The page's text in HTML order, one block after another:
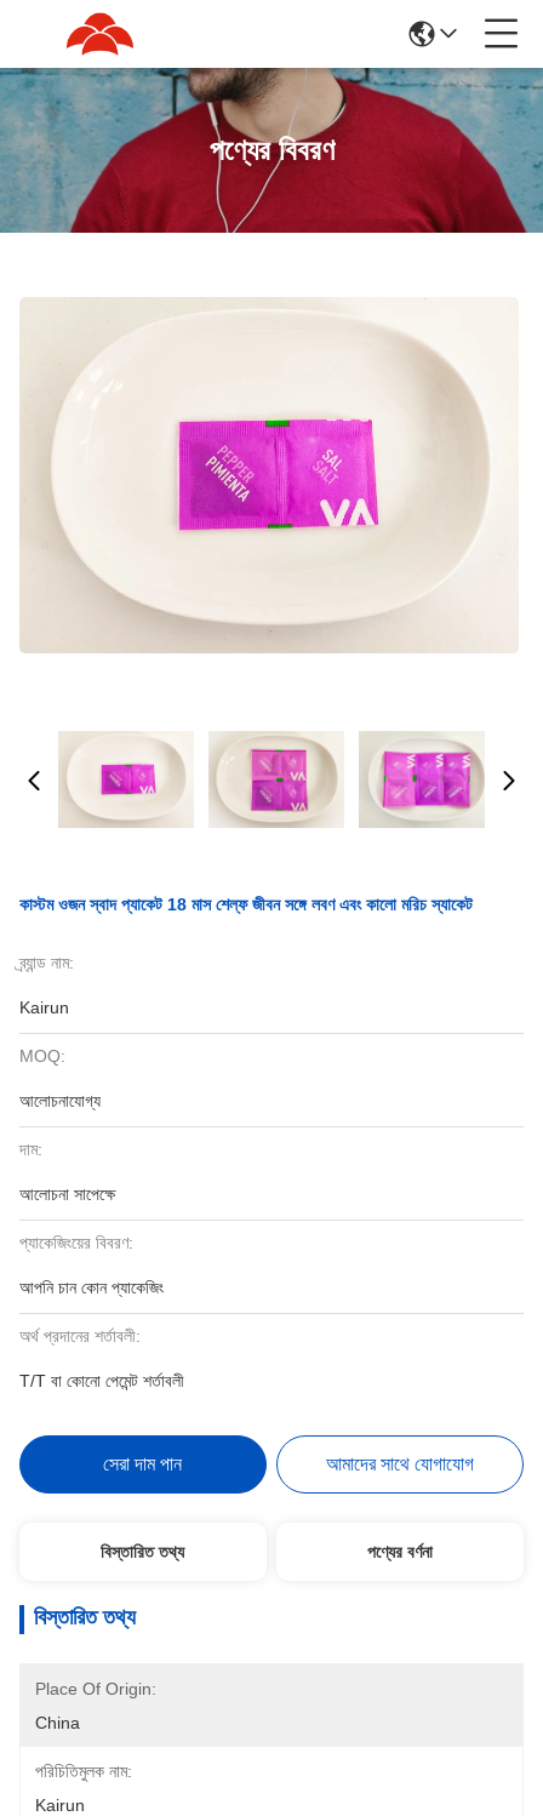
পণ্যের বিবরণ
কাস্টম ওজন স্বাদ প্যাকেট 18 মাস শেল্ফ জীবন সঙ্গে লবণ এবং কালো মরিচ স্যাকেট
ব্র্যান্ড নাম:
Kairun
MOQ:
আলোচনাযোগ্য
দাম:
আলোচনা সাপেক্ষে
প্যাকেজিংয়ের বিবরণ:
আপনি চান কোন প্যাকেজিং
অর্থ প্রদানের শর্তাবলী:
T/T বা কোনো পেমেন্ট শর্তাবলী
সেরা দাম পান আমাদের সাথে যোগাযোগ
বিস্তারিত তথ্য পণ্যের বর্ণনা
বিস্তারিত তথ্য
Place Of Origin:
China
পরিচিতিমুলক নাম:
Kairun